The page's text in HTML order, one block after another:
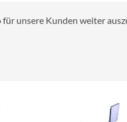
unsere Kunden weiter